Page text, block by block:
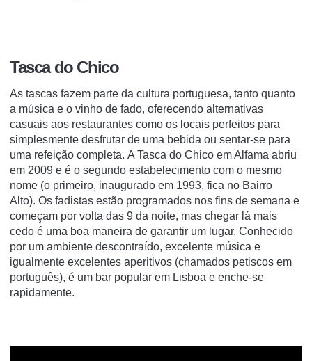
Tasca do Chico
As tascas fazem parte da cultura portuguesa, tanto quanto
a música e o vinho de fado, oferecendo alternativas
casuais aos restaurantes como os locais perfeitos para
simplesmente desfrutar de uma bebida ou sentar-se para
uma refeição completa. A Tasca do Chico em Alfama abriu
em 2009 e é o segundo estabelecimento com o mesmo
nome (o primeiro, inaugurado em 1993, fica no Bairro
Alto). Os fadistas estão programados nos fins de semana e
começam por volta das 9 da noite, mas chegar lá mais
cedo é uma boa maneira de garantir um lugar. Conhecido
por um ambiente descontraído, excelente música e
igualmente excelentes aperitivos (chamados petiscos em
português), é um bar popular em Lisboa e enche-se
rapidamente.